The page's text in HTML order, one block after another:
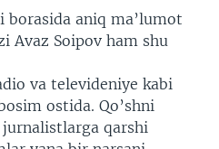
borasida aniq ma’lumot
Avaz Soipov ham shu
va televideniye kabi
ostida. Qo’shni
qarshi